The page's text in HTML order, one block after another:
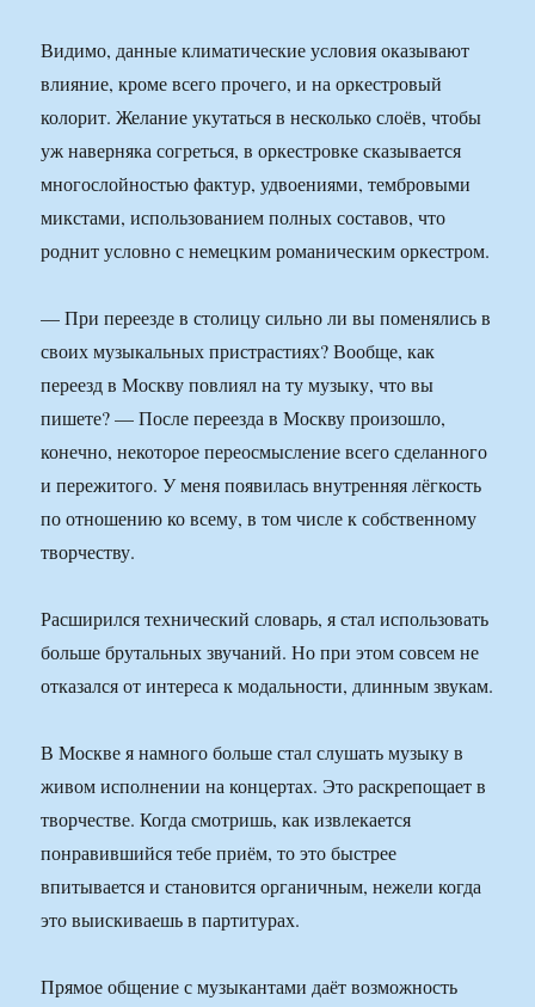
Видимо, данные климатические условия оказывают
влияние, кроме всего прочего, и на оркестровый
колорит. Желание укутаться в несколько слоёв, чтобы
уж наверняка согреться, в оркестровке сказывается
многослойностью фактур, удвоениями, тембровыми
микстами, использованием полных составов, что
роднит условно с немецким романическим оркестром.
— При переезде в столицу сильно ли вы поменялись в
своих музыкальных пристрастиях? Вообще, как
переезд в Москву повлиял на ту музыку, что вы
пишете? — После переезда в Москву произошло,
конечно, некоторое переосмысление всего сделанного
и пережитого. У меня появилась внутренняя лёгкость
по отношению ко всему, в том числе к собственному
творчеству.
Расширился технический словарь, я стал использовать
больше брутальных звучаний. Но при этом совсем не
отказался от интереса к модальности, длинным звукам.
В Москве я намного больше стал слушать музыку в
живом исполнении на концертах. Это раскрепощает в
творчестве. Когда смотришь, как извлекается
понравившийся тебе приём, то это быстрее
впитывается и становится органичным, нежели когда
это выискиваешь в партитурах.
Прямое общение с музыкантами даёт возможность